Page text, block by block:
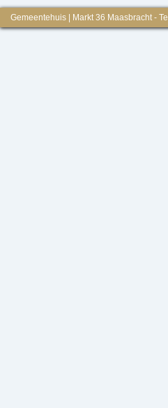
Gemeentehuis | Markt 36 Maasbracht -